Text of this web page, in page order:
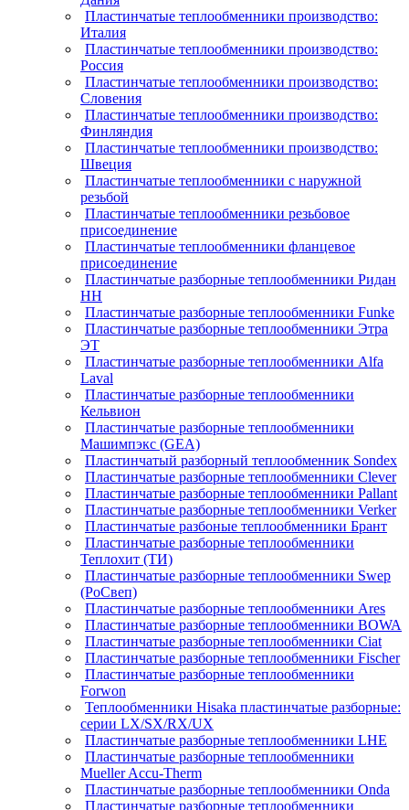
Пластинчатые теплообменники производство:
Италия
Пластинчатые теплообменники производство:
Россия
Пластинчатые теплообменники производство:
Словения
Пластинчатые теплообменники производство:
Финляндия
Пластинчатые теплообменники производство:
Швеция
Пластинчатые теплообменники с наружной
резьбой
Пластинчатые теплообменники резьбовое
присоединение
Пластинчатые теплообменники фланцевое
присоединение
Пластинчатые разборные теплообменники Ридан
НН
Пластинчатые разборные теплообменники Funke
Пластинчатые разборные теплообменники Этра
ЭТ
Пластинчатые разборные теплообменники Alfa
Laval
Пластинчатые разборные теплообменники
Кельвион
Пластинчатые разборные теплообменники
Машимпэкс (GEA)
Пластинчатый разборный теплообменник Sondex
Пластинчатые разборные теплообменники Clever
Пластинчатые разборные теплообменники Pallant
Пластинчатые разборные теплообменники Verker
Пластинчатые разбоные теплообменники Брант
Пластинчатые разборные теплообменники
Теплохит (ТИ)
Пластинчатые разборные теплообменники Swep
(РоСвеп)
Пластинчатые разборные теплообменники Ares
Пластинчатые разборные теплообменники BOWA
Пластинчатые разборные теплообменники Ciat
Пластинчатые разборные теплообменники Fischer
Пластинчатые разборные теплообменники
Forwon
Теплообменники Hisaka пластинчатые разборные:
серии LX/SX/RX/UX
Пластинчатые разборные теплообменники LHE
Пластинчатые разборные теплообменники
Mueller Accu-Therm
Пластинчатые разборные теплообменники Onda
Пластинчатые разборные теплообменники